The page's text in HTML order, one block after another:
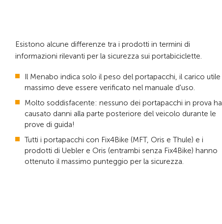
Esistono alcune differenze tra i prodotti in termini di
informazioni rilevanti per la sicurezza sui portabiciclette.
Il Menabo indica solo il peso del portapacchi, il carico utile
massimo deve essere verificato nel manuale d'uso.
Molto soddisfacente: nessuno dei portapacchi in prova ha
causato danni alla parte posteriore del veicolo durante le
prove di guida!
Tutti i portapacchi con Fix4Bike (MFT, Oris e Thule) e i
prodotti di Uebler e Oris (entrambi senza Fix4Bike) hanno
ottenuto il massimo punteggio per la sicurezza.